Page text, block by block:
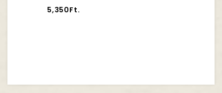
5,350Ft.